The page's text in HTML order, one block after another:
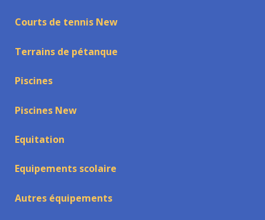
Courts de tennis New
Terrains de pétanque
Piscines
Piscines New
Equitation
Equipements scolaire
Autres équipements